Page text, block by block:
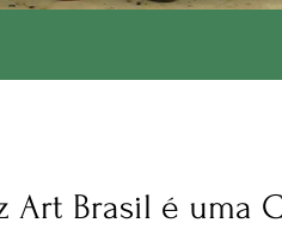
Art Brasil é uma